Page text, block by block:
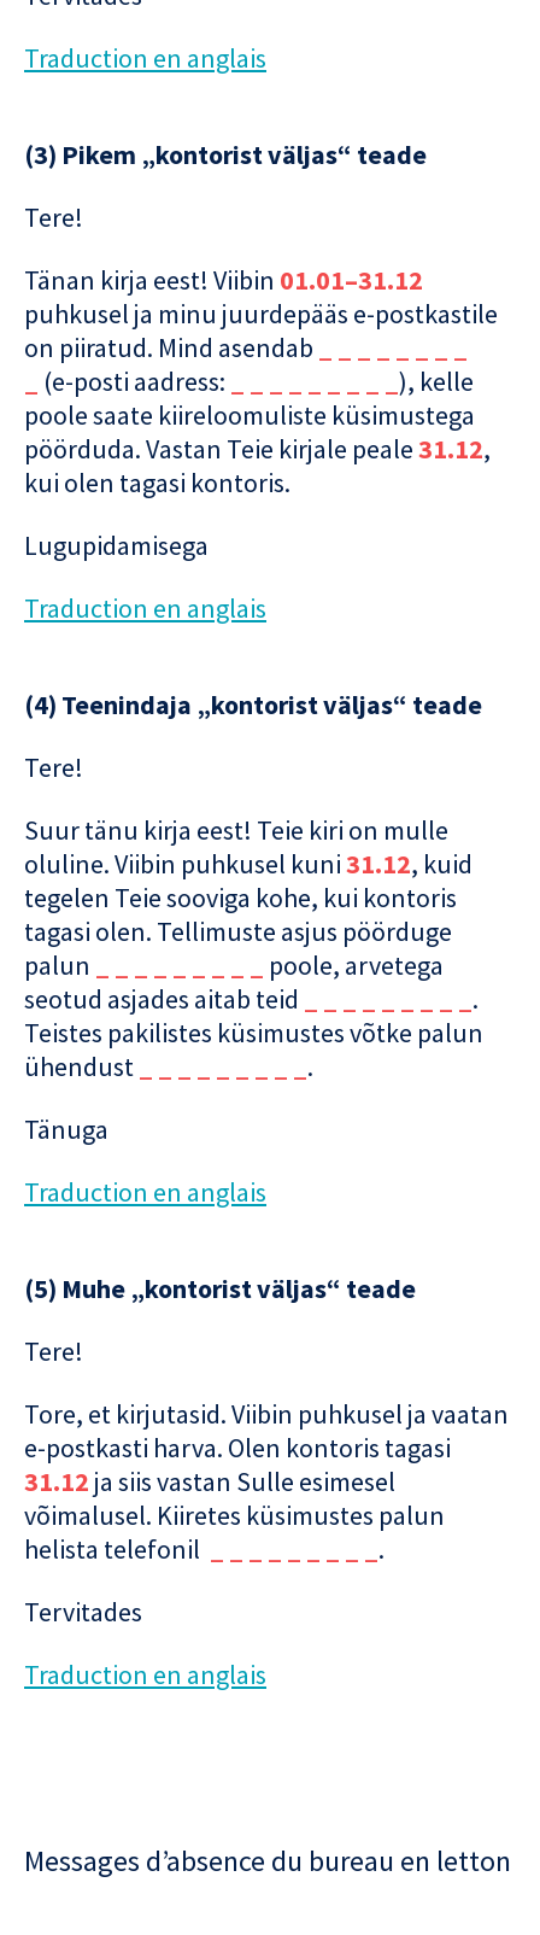
Traduction en anglais
(3) Pikem „kontorist väljas“ teade
Tere!
Tänan kirja eest! Viibin 01.01–31.12
puhkusel ja minu juurdepääs e-postkastile
on piiratud. Mind asendab
(e-posti aadress:
), kelle
poole saate kiireloomuliste küsimustega
pöörduda. Vastan Teie kirjale peale31.12,
kui olen tagasi kontoris.
Lugupidamisega
Traduction en anglais
(4) Teenindaja „kontorist väljas“ teade
Tere!
Suur tänu kirja eest! Teie kiri on mulle
oluline. Viibin puhkusel kuni31.12, kuid
tegelen Teie sooviga kohe, kui kontoris
tagasi olen. Tellimuste asjus pöörduge
palun
poole, arvetega
seotud asjades aitab teid
.
Teistes pakilistes küsimustes võtke palun
ühendust
.
Tänuga
Traduction en anglais
(5) Muhe „kontorist väljas“ teade
Tere!
Tore, et kirjutasid. Viibin puhkusel ja vaatan
e-postkasti harva. Olen kontoris tagasi
31.12 ja siis vastan Sulle esimesel
võimalusel. Kiiretes küsimustes palun
helista telefonil
.
Tervitades
Traduction en anglais
Messages d’absence du bureau en letton